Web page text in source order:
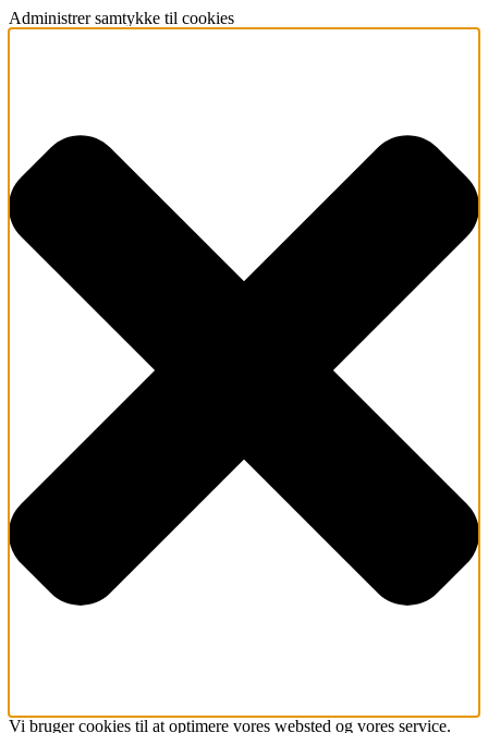
Administrer samtykke til cookies
Vi bruger cookies til at optimere vores websted og vores service.